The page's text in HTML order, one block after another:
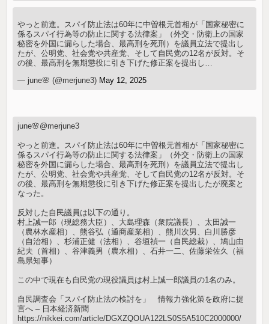
やっと前進。スパイ防止法は60年に中曽根元首相が「国家秘密に
係るスパイ行為等の防止に関する法律案」（外交・防衛上の国家
秘密を外国に漏らした場合、最高刑を死刑）を議員立法で提出し
たが、公明党、社会党や共産党、そして自民党の12名が反対。そ
の後、最高刑を無期懲役に引き下げた修正案を提出し…
— june🌸 (@merjune3) May 12, 2025
june🌸@merjune3
やっと前進。スパイ防止法は60年に中曽根元首相が「国家秘密に
係るスパイ行為等の防止に関する法律案」（外交・防衛上の国家
秘密を外国に漏らした場合、最高刑を死刑）を議員立法で提出し
たが、公明党、社会党や共産党、そして自民党の12名が反対。そ
の後、最高刑を無期懲役に引き下げた修正案を提出したが廃案と
なった。
反対した自民議員は以下の通り。
村上誠一郎（現総務大臣）、大島理森（衆院議長）、太田誠一
（農林水産相）、熊谷弘（通商産業相）、熊川次男、白川勝彦
（自治相）、杉浦正健（法相）、谷垣禎一（自民総裁）、鳩山由
紀夫（首相）、谷津義男（農水相）、石井一二、佐藤栄佐久（福
島県知事）
この中で現在も自民党の現役議員は村上誠一郎議員の1名のみ。
自民調査会「スパイ防止法の検討を」 情報力強化策を政府に提
言へ – 日本経済新聞
https://nikkei.com/article/DGXZQOUA122LS0S5A510C2000000/